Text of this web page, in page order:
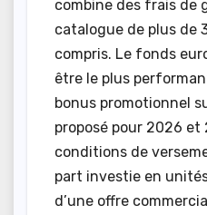
combine des frais de
catalogue de plus de
compris. Le fonds
être le plus
bonus promotionnel
proposé pour 2026 et
conditions de
part investie en
d’une offre